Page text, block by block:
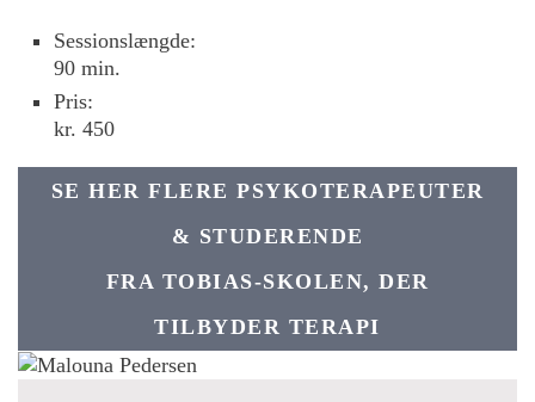
Sessionslængde:
90 min.
Pris:
kr. 450
SE HER FLERE PSYKOTERAPEUTER
& STUDERENDE
FRA TOBIAS-SKOLEN, DER
TILBYDER TERAPI